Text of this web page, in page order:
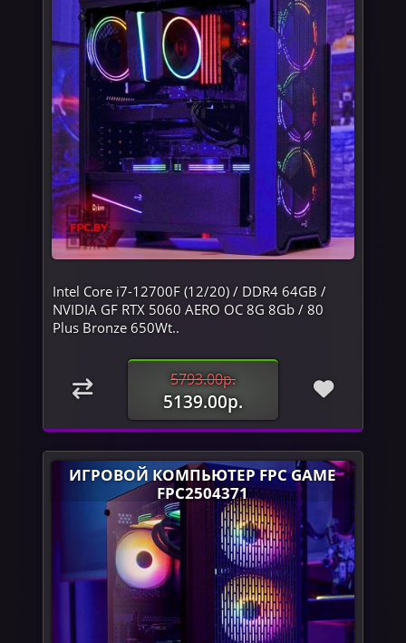
Intel Core i7-12700F (12/20) / DDR4 64GB /
NVIDIA GF RTX 5060 AERO OC 8G 8Gb / 80
Plus Bronze 650Wt..
5793.00р.
5139.00р.
ИГРОВОЙ КОМПЬЮТЕР FPC GAME
FPC2504371